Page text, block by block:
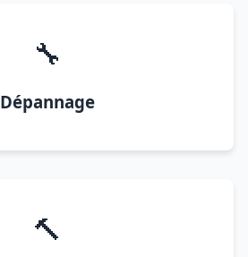
🔧
Dépannage
🔨